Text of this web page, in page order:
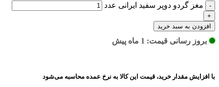
مغز گردو دوپر سفید ایرانی عدد
افزودن به سبد خرید
بروز رسانی قیمت: 1 ماه پیش
با افزایش مقدار خرید، قیمت این کالا به نرخ عمده محاسبه می‌شود